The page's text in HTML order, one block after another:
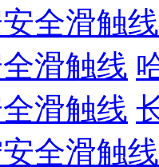
全滑触线
滑触线
滑触线
全滑触线